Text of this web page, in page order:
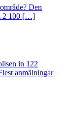
Den
2 100 […]
in 122
anmälningar